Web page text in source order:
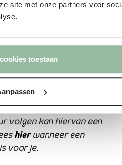
site met onze partners voor
toestaan
van goedkeuring
en/topics/topic/
gezondheid. Een goede
door een gezond,
volgen kan hiervan een
hierwanneer een
voor je.